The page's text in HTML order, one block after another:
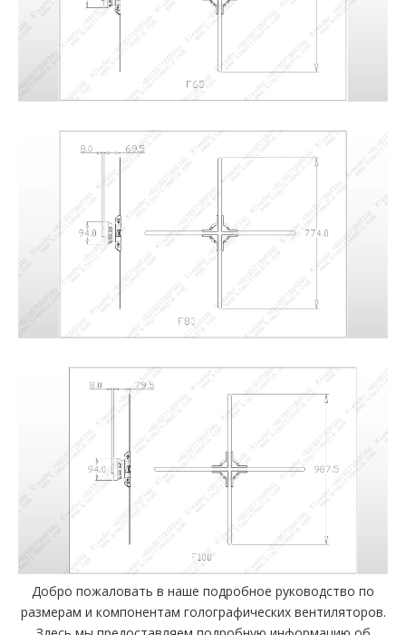
Добро пожаловать в наше подробное руководство по
размерам и компонентам голографических вентиляторов.